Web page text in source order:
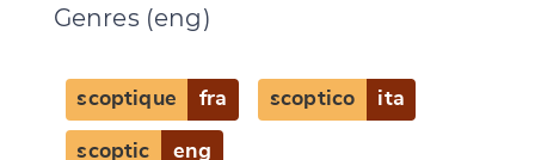
Genres (eng)
scoptique fra scoptico ita
scoptic eng
Change language